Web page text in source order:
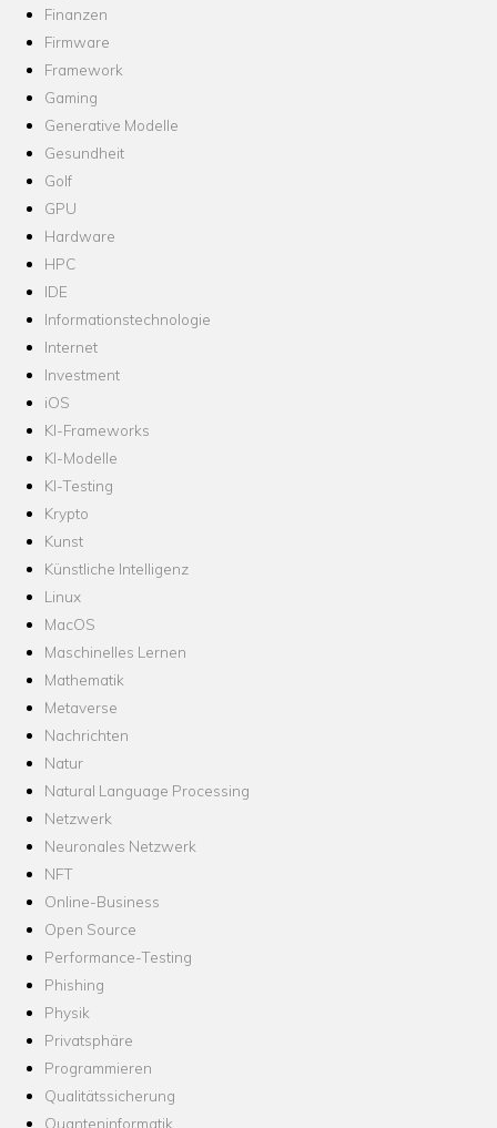
Finanzen
Firmware
Framework
Gaming
Generative Modelle
Gesundheit
Golf
GPU
Hardware
HPC
IDE
Informationstechnologie
Internet
Investment
iOS
KI-Frameworks
KI-Modelle
KI-Testing
Krypto
Kunst
Künstliche Intelligenz
Linux
MacOS
Maschinelles Lernen
Mathematik
Metaverse
Nachrichten
Natur
Natural Language Processing
Netzwerk
Neuronales Netzwerk
NFT
Online-Business
Open Source
Performance-Testing
Phishing
Physik
Privatsphäre
Programmieren
Qualitätssicherung
Quanteninformatik